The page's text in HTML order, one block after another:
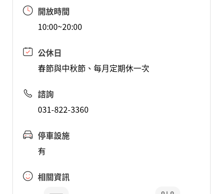
開放時間
10:00~20:00
公休日
春節與中秋節、每月定期休一次
諮詢
031-822-3360
停車設施
有
相關資訊